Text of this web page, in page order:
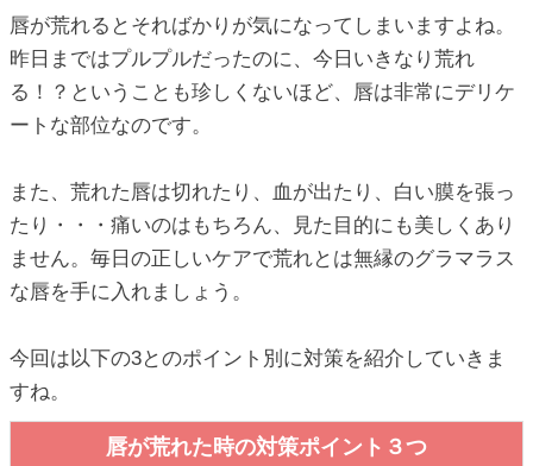
唇が荒れるとそればかりが気になってしまいますよね。
昨日まではプルプルだったのに、今日いきなり荒れ
る！？ということも珍しくないほど、唇は非常にデリケ
ートな部位なのです。
また、荒れた唇は切れたり、血が出たり、白い膜を張っ
たり・・・痛いのはもちろん、見た目的にも美しくあり
ません。毎日の正しいケアで荒れとは無縁のグラマラス
な唇を手に入れましょう。
今回は以下の3とのポイント別に対策を紹介していきま
すね。
唇が荒れた時の対策ポイント３つ
antiaging/wp-
antiaging/wp-
antiaging/wp-
antiaging/wp-